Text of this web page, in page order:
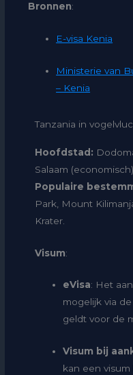
Bronnen:
E-visa Kenia
Ministerie van
– Kenia
Tanzania in
Hoofdstad :
Salaam (economisch)
Populaire
Park, Mount
Krater
Visum:
eVisa: Het
mogelijk via
geldt voor de
Visum bij
kan een